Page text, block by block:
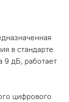
в стандарте
9 дБ, работает
цифрового